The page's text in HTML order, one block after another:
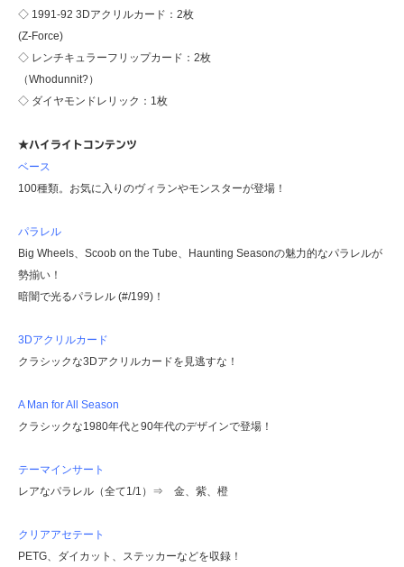
◇ 1991-92 3Dアクリルカード：2枚
(Z-Force)
◇ レンチキュラーフリップカード：2枚
（Whodunnit?）
◇ ダイヤモンドレリック：1枚
★ハイライトコンテンツ
ベース
100種類。お気に入りのヴィランやモンスターが登場！
パラレル
Big Wheels、Scoob on the Tube、Haunting Seasonの魅力的なパラレルが
勢揃い！
暗闇で光るパラレル (#/199)！
3Dアクリルカード
クラシックな3Dアクリルカードを見逃すな！
A Man for All Season
クラシックな1980年代と90年代のデザインで登場！
テーマインサート
レアなパラレル（全て1/1）⇒ 金、紫、橙
クリアアセテート
PETG、ダイカット、ステッカーなどを収録！